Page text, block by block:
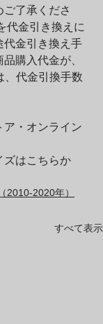
了承くださ
代金引き換えに
代金引き換え手
購入代金が、
、代金引換手数
ア・オンライン
ズはこちらか
2010-2020年）
すべて表示